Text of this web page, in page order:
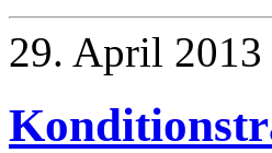
29. April 2013